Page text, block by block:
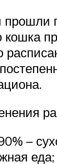
прошли
кошка
–
еда;